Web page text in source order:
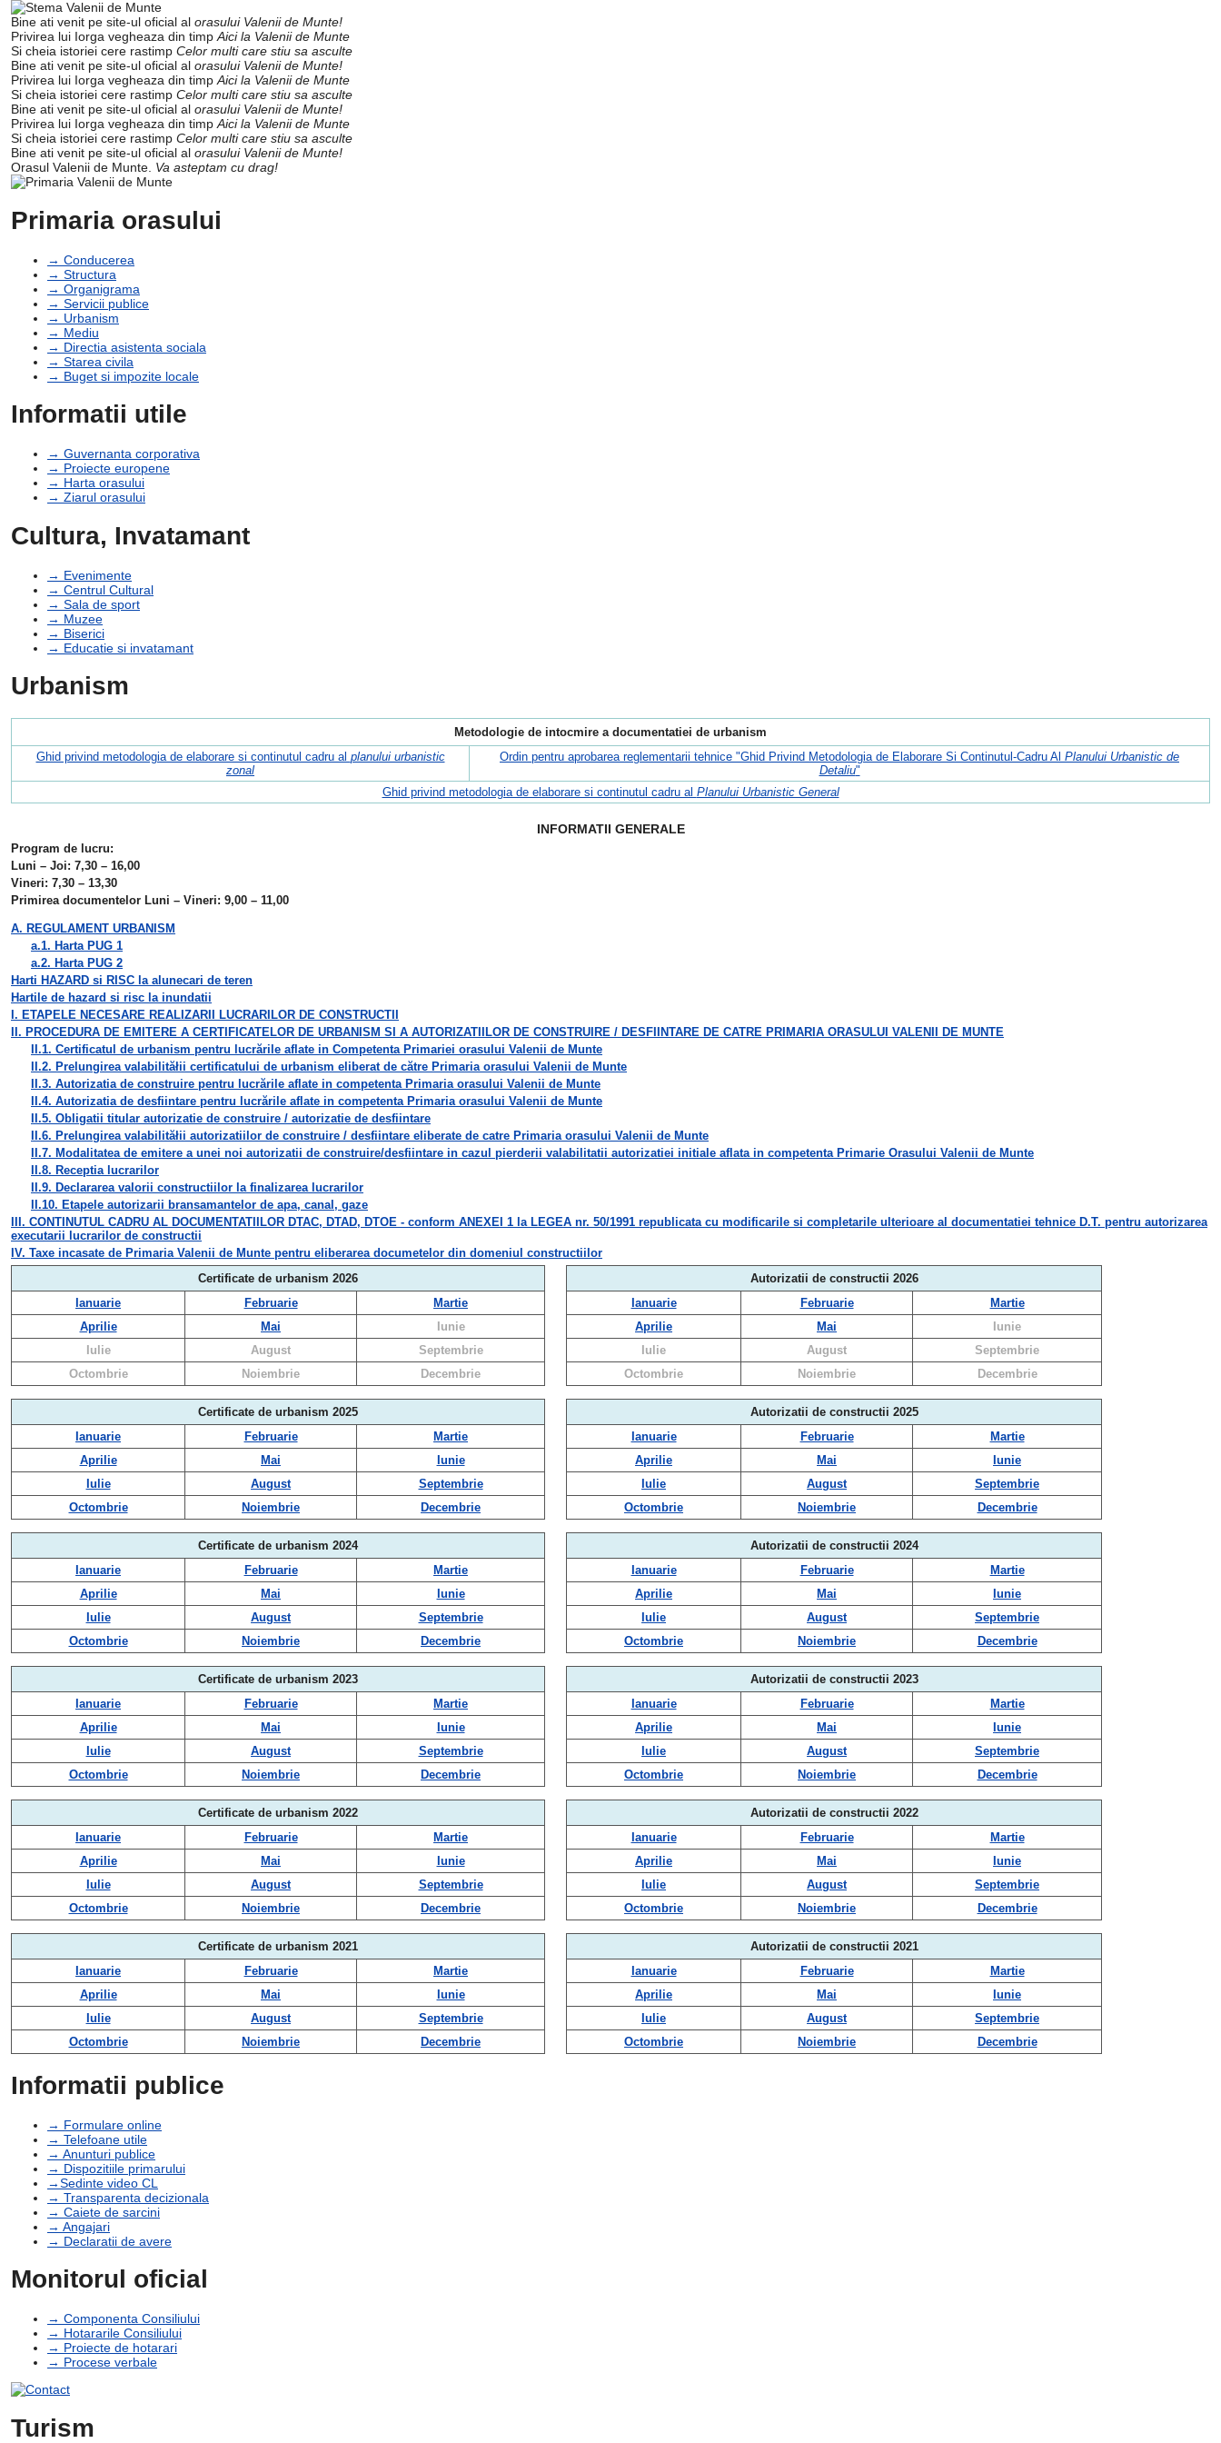
Bine ati venit pe site-ul oficial al orasului Valenii de Munte!
Privirea lui Iorga vegheaza din timp Aici la Valenii de Munte
Si cheia istoriei cere rastimp Celor multi care stiu sa asculte
Bine ati venit pe site-ul oficial al orasului Valenii de Munte!
Privirea lui Iorga vegheaza din timp Aici la Valenii de Munte
Si cheia istoriei cere rastimp Celor multi care stiu sa asculte
Bine ati venit pe site-ul oficial al orasului Valenii de Munte!
Privirea lui Iorga vegheaza din timp Aici la Valenii de Munte
Si cheia istoriei cere rastimp Celor multi care stiu sa asculte
Bine ati venit pe site-ul oficial al orasului Valenii de Munte!
Orasul Valenii de Munte. Va asteptam cu drag!
Primaria orasului
→ Conducerea
→ Structura
→ Organigrama
→ Servicii publice
→ Urbanism
→ Mediu
→ Directia asistenta sociala
→ Starea civila
→ Buget si impozite locale
Informatii utile
→ Guvernanta corporativa
→ Proiecte europene
→ Harta orasului
→ Ziarul orasului
Cultura, Invatamant
→ Evenimente
→ Centrul Cultural
→ Sala de sport
→ Muzee
→ Biserici
→ Educatie si invatamant
Urbanism
Metodologie de intocmire a documentatiei de urbanism
Ghid privind metodologia de elaborare si continutul cadru al planului urbanistic
zonal
Ordin pentru aprobarea reglementarii tehnice "Ghid Privind Metodologia de Elaborare Si Continutul-Cadru Al Planului Urbanistic de
Detaliu"
Ghid privind metodologia de elaborare si continutul cadru al Planului Urbanistic General
INFORMATII GENERALE
Program de lucru:
Luni – Joi: 7,30 – 16,00
Vineri: 7,30 – 13,30
Primirea documentelor Luni – Vineri: 9,00 – 11,00
A. REGULAMENT URBANISM
a.1. Harta PUG 1
a.2. Harta PUG 2
Harti HAZARD si RISC la alunecari de teren
Hartile de hazard si risc la inundatii
I. ETAPELE NECESARE REALIZARII LUCRARILOR DE CONSTRUCTII
II. PROCEDURA DE EMITERE A CERTIFICATELOR DE URBANISM SI A AUTORIZATIILOR DE CONSTRUIRE / DESFIINTARE DE CATRE PRIMARIA ORASULUI VALENII DE MUNTE
II.1. Certificatul de urbanism pentru lucrările aflate in Competenta Primariei orasului Valenii de Munte
II.2. Prelungirea valabilităłii certificatului de urbanism eliberat de către Primaria orasului Valenii de Munte
II.3. Autorizatia de construire pentru lucrările aflate in competenta Primaria orasului Valenii de Munte
II.4. Autorizatia de desfiintare pentru lucrările aflate in competenta Primaria orasului Valenii de Munte
II.5. Obligatii titular autorizatie de construire / autorizatie de desfiintare
II.6. Prelungirea valabilităłii autorizatiilor de construire / desfiintare eliberate de catre Primaria orasului Valenii de Munte
II.7. Modalitatea de emitere a unei noi autorizatii de construire/desfiintare in cazul pierderii valabilitatii autorizatiei initiale aflata in competenta Primarie Orasului Valenii de Munte
II.8. Receptia lucrarilor
II.9. Declararea valorii constructiilor la finalizarea lucrarilor
II.10. Etapele autorizarii bransamantelor de apa, canal, gaze
III. CONTINUTUL CADRU AL DOCUMENTATIILOR DTAC, DTAD, DTOE - conform ANEXEI 1 la LEGEA nr. 50/1991 republicata cu modificarile si completarile ulterioare al documentatiei tehnice D.T. pentru autorizarea
executarii lucrarilor de constructii
IV. Taxe incasate de Primaria Valenii de Munte pentru eliberarea documetelor din domeniul constructiilor
Certificate de urbanism 2026
Autorizatii de constructii 2026
Ianuarie
Februarie Martie Ianuarie Februarie
Martie
Aprilie
Mai Iunie Aprilie Mai
Iunie
Iulie
August Septembrie Iulie August
Septembrie
Octombrie
Noiembrie Decembrie Octombrie Noiembrie Decembrie
Certificate de urbanism 2025
Autorizatii de constructii 2025
Ianuarie
Februarie Martie Ianuarie Februarie
Martie
Aprilie
Mai Iunie Aprilie Mai
Iunie
Iulie
August Septembrie Iulie August
Septembrie
Octombrie
Noiembrie Decembrie Octombrie Noiembrie Decembrie
Certificate de urbanism 2024
Autorizatii de constructii 2024
Ianuarie
Februarie Martie Ianuarie Februarie
Martie
Aprilie
Mai Iunie Aprilie Mai
Iunie
Iulie
August Septembrie Iulie August
Septembrie
Octombrie
Noiembrie Decembrie Octombrie Noiembrie Decembrie
Certificate de urbanism 2023
Autorizatii de constructii 2023
Ianuarie
Februarie Martie Ianuarie Februarie
Martie
Aprilie
Mai Iunie Aprilie Mai
Iunie
Iulie
August Septembrie Iulie August
Septembrie
Octombrie
Noiembrie Decembrie Octombrie Noiembrie Decembrie
Certificate de urbanism 2022
Autorizatii de constructii 2022
Ianuarie
Februarie Martie Ianuarie Februarie
Martie
Aprilie
Mai Iunie Aprilie Mai
Iunie
Iulie
August Septembrie Iulie August
Septembrie
Octombrie
Noiembrie Decembrie Octombrie Noiembrie Decembrie
Certificate de urbanism 2021
Autorizatii de constructii 2021
Ianuarie
Februarie Martie Ianuarie Februarie
Martie
Aprilie
Mai Iunie Aprilie Mai
Iunie
Iulie
August Septembrie Iulie August
Septembrie
Octombrie
Noiembrie Decembrie Octombrie Noiembrie Decembrie
Informatii publice
→ Formulare online
→ Telefoane utile
→ Anunturi publice
→ Dispozitiile primarului
→Sedinte video CL
→ Transparenta decizionala
→ Caiete de sarcini
→ Angajari
→ Declaratii de avere
Monitorul oficial
→ Componenta Consiliului
→ Hotararile Consiliului
→ Proiecte de hotarari
→ Procese verbale
Turism